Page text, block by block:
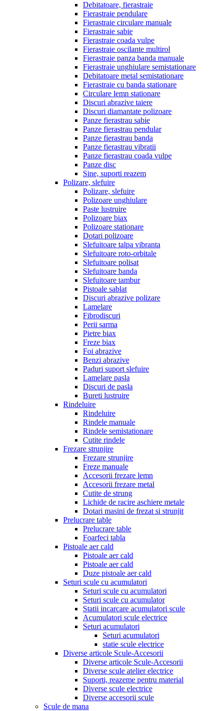
Debitatoare, fierastraie
Fierastraie pendulare
Fierastraie circulare manuale
Fierastraie sabie
Fierastraie coada vulpe
Fierastraie oscilante multirol
Fierastraie panza banda manuale
Fierastraie unghiulare semistationare
Debitatoare metal semistationare
Fierastraie cu banda stationare
Circulare lemn stationare
Discuri abrazive taiere
Discuri diamantate polizoare
Panze fierastrau sabie
Panze fierastrau pendular
Panze fierastrau banda
Panze fierastrau vibratii
Panze fierastrau coada vulpe
Panze disc
Sine, suporti reazem
Polizare, slefuire
Polizare, slefuire
Polizoare unghiulare
Paste lustruire
Polizoare biax
Polizoare stationare
Dotari polizoare
Slefuitoare talpa vibranta
Slefuitoare roto-orbitale
Slefuitoare polisat
Slefuitoare banda
Slefuitoare tambur
Pistoale sablat
Discuri abrazive polizare
Lamelare
Fibrodiscuri
Perii sarma
Pietre biax
Freze biax
Foi abrazive
Benzi abrazive
Paduri suport slefuire
Lamelare pasla
Discuri de pasla
Bureti lustruire
Rindeluire
Rindeluire
Rindele manuale
Rindele semistationare
Cutite rindele
Frezare strunjire
Frezare strunjire
Freze manuale
Accesorii frezare lemn
Accesorii frezare metal
Cutite de strung
Lichide de racire aschiere metale
Dotari masini de frezat si strunjit
Prelucrare table
Prelucrare table
Foarfeci tabla
Pistoale aer cald
Pistoale aer cald
Pistoale aer cald
Duze pistoale aer cald
Seturi scule cu acumulatori
Seturi scule cu acumulatori
Seturi scule cu acumulator
Statii incarcare acumulatori scule
Acumulatori scule electrice
Seturi acumulatori
Seturi acumulatori
statie scule electrice
Diverse articole Scule-Accesorii
Diverse articole Scule-Accesorii
Diverse scule atelier electrice
Suporti, reazeme pentru material
Diverse scule electrice
Diverse accesorii scule
Scule de mana